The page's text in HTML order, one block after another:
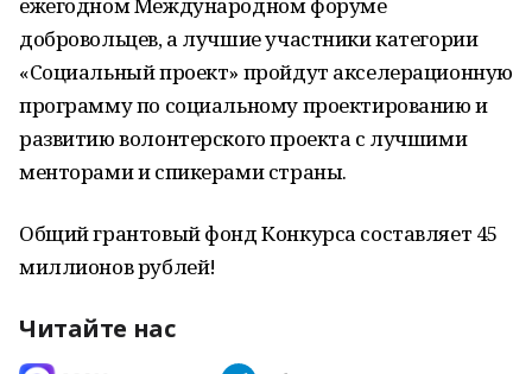
добровольцев, а лучшие участники категории
«Социальный проект» пройдут акселерационную
программу по социальному проектированию и
развитию волонтерского проекта с лучшими
менторами и спикерами страны.
Общий грантовый фонд Конкурса составляет 45
миллионов рублей!
Читайте нас